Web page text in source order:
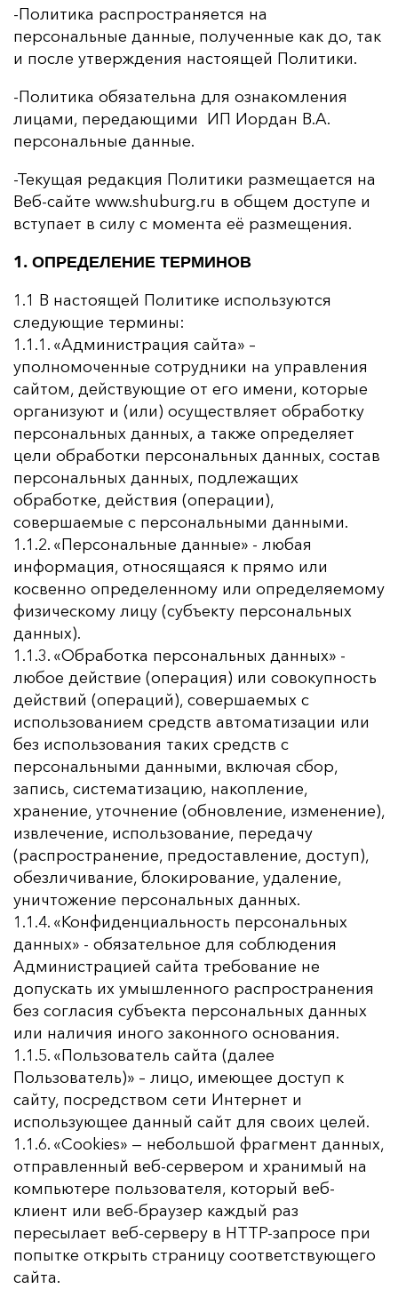
-Политика распространяется на
персональные данные, полученные как до, так
и после утверждения настоящей Политики.
-Политика обязательна для ознакомления
лицами, передающими ИП Иордан В.А.
персональные данные.
-Текущая редакция Политики размещается на
Веб-сайте www.shuburg.ru в общем доступе и
вступает в силу с момента её размещения.
1. ОПРЕДЕЛЕНИЕ ТЕРМИНОВ
1.1 В настоящей Политике используются
следующие термины:
1.1.1. «Администрация сайта» –
уполномоченные сотрудники на управления
сайтом, действующие от его имени, которые
организуют и (или) осуществляет обработку
персональных данных, а также определяет
цели обработки персональных данных, состав
персональных данных, подлежащих
обработке, действия (операции),
совершаемые с персональными данными.
1.1.2. «Персональные данные» - любая
информация, относящаяся к прямо или
косвенно определенному или определяемому
физическому лицу (субъекту персональных
данных).
1.1.3. «Обработка персональных данных» -
любое действие (операция) или совокупность
действий (операций), совершаемых с
использованием средств автоматизации или
без использования таких средств с
персональными данными, включая сбор,
запись, систематизацию, накопление,
хранение, уточнение (обновление, изменение),
извлечение, использование, передачу
(распространение, предоставление, доступ),
обезличивание, блокирование, удаление,
уничтожение персональных данных.
1.1.4. «Конфиденциальность персональных
данных» - обязательное для соблюдения
Администрацией сайта требование не
допускать их умышленного распространения
без согласия субъекта персональных данных
или наличия иного законного основания.
1.1.5. «Пользователь сайта (далее
Пользователь)» – лицо, имеющее доступ к
сайту, посредством сети Интернет и
использующее данный сайт для своих целей.
1.1.6. «Cookies» — небольшой фрагмент данных,
отправленный веб-сервером и хранимый на
компьютере пользователя, который веб-
клиент или веб-браузер каждый раз
пересылает веб-серверу в HTTP-запросе при
попытке открыть страницу соответствующего
сайта.